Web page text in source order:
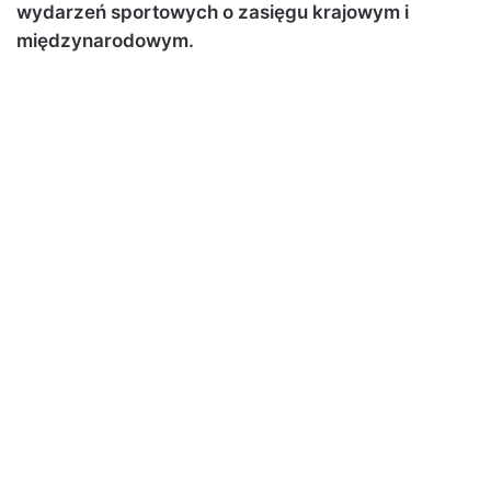
wydarzeń sportowych o zasięgu krajowym i
międzynarodowym.